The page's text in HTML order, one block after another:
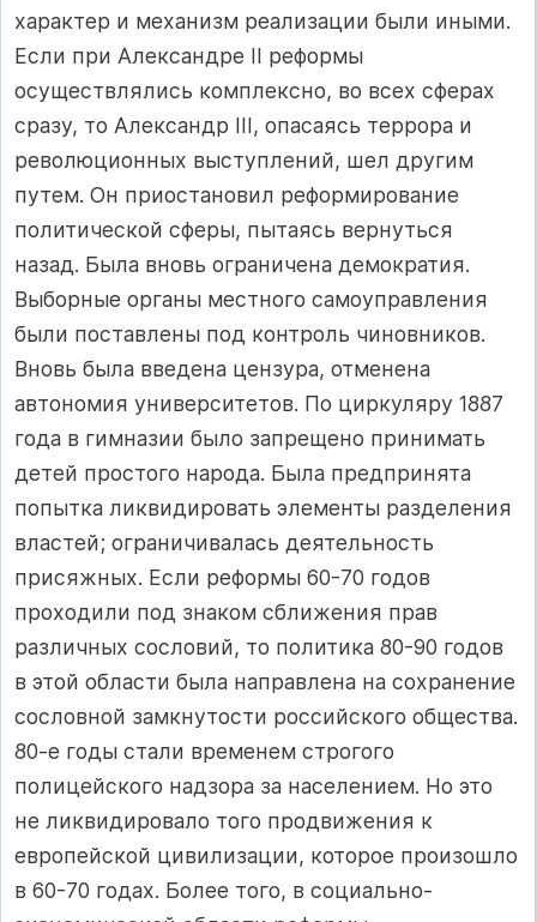
характер и механизм реализации были иными.
Если при Александре II реформы
осуществлялись комплексно, во всех сферах
сразу, то Александр III, опасаясь террора и
революционных выступлений, шел другим
путем. Он приостановил реформирование
политической сферы, пытаясь вернуться
назад. Была вновь ограничена демократия.
Выборные органы местного самоуправления
были поставлены под контроль чиновников.
Вновь была введена цензура, отменена
автономия университетов. По циркуляру 1887
года в гимназии было запрещено принимать
детей простого народа. Была предпринята
попытка ликвидировать элементы разделения
властей; ограничивалась деятельность
присяжных. Если реформы 60-70 годов
проходили под знаком сближения прав
различных сословий, то политика 80-90 годов
в этой области была направлена на сохранение
сословной замкнутости российского общества.
80-е годы стали временем строгого
полицейского надзора за населением. Но это
не ликвидировало того продвижения к
европейской цивилизации, которое произошло
в 60-70 годах. Более того, в социально-